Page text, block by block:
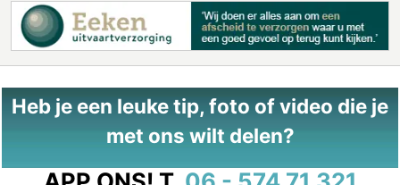
Heb je een leuke tip, foto of video die je
met ons wilt delen?